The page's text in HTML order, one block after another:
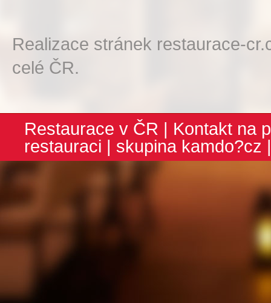
Realizace stránek restaurace-
celé ČR.
Restaurace v ČR | Kontakt na
restauraci | skupina kamdo?cz |